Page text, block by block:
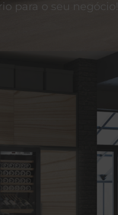
para o seu negócio!